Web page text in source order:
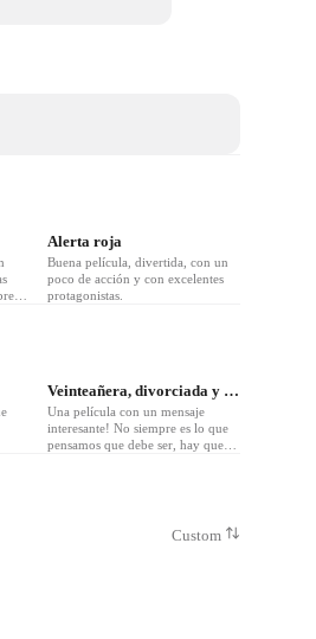
Alerta roja
Buena película, divertida, con un
poco de acción y con excelentes
protagonistas.
Veinteañera, divorciada y fantástica
Una película con un mensaje
interesante! No siempre es lo que
pensamos que debe ser, hay que
Custom